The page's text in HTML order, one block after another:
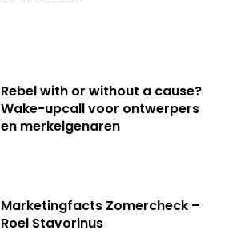
Rebel with or without a cause?
Wake-upcall voor ontwerpers
en merkeigenaren
Marketingfacts Zomercheck –
Roel Stavorinus